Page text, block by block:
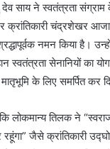
देव साय ने स्वतंत्रता
क्रांतिकारी चंद्रशेखर
नमन किया है।
स्वतंत्रता सेनानियों का
के लिए समर्पित कर
लोकमान्य तिलक ने
जैसे क्रांतिकारी